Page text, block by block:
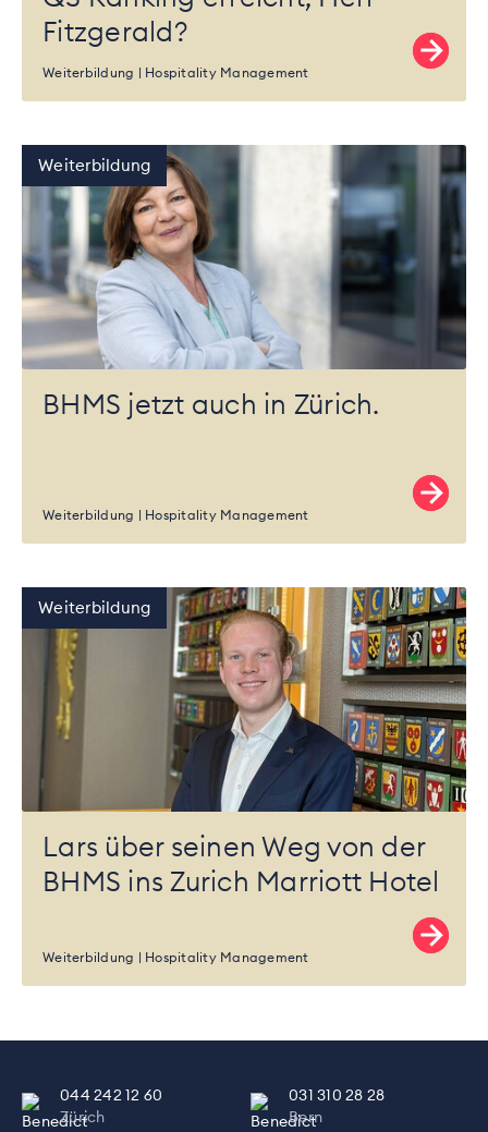
Fitzgerald?
Weiterbildung Hospitality Management
Weiterbildung
BHMS jetzt auch in Zürich.
Weiterbildung Hospitality Management
Weiterbildung
Lars über seinen Weg von der
BHMS ins Zurich Marriott Hotel
Weiterbildung Hospitality Management
044 242 12 60
Zürich
031 310 28 28
Bern